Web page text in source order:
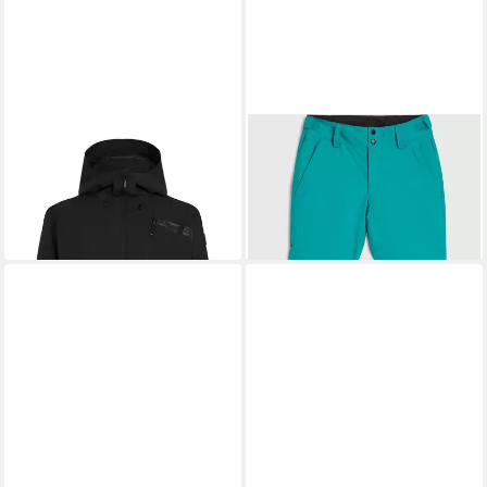
Skijacke
199,99 €
O'NEILLSkihose FWC'Cruz
SNOW PANTS
104,49 €